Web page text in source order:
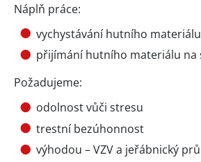
Náplň práce:
vychystávání hutního
přijímání hutního materiálu na
Požadujeme:
odolnost vůči stresu
trestní bezúhonnost
výhodou – VZV a jeřábnický